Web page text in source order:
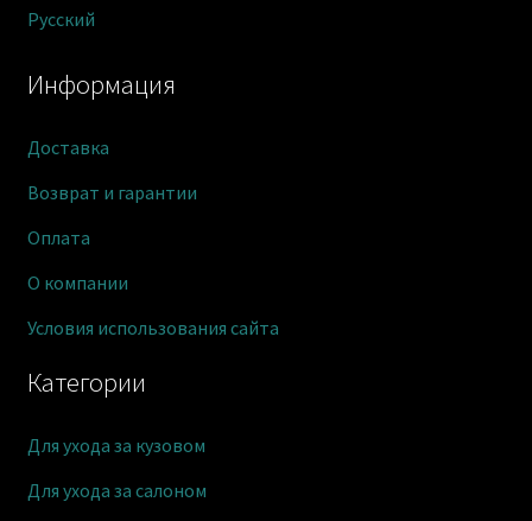
Категории
Для ухода за кузовом
Для ухода за салоном
Информация
Доставка
Возврат и гарантии
Оплата
О компании
Условия использования сайта
Русский